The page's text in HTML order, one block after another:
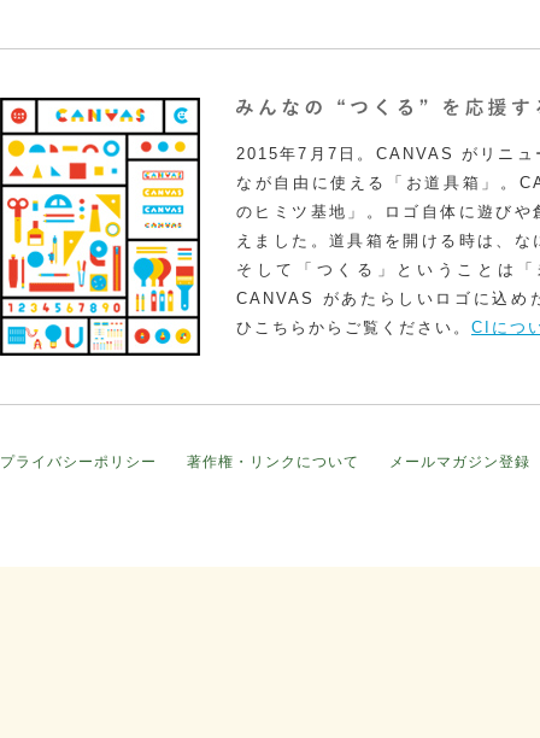
2015年7月7日。CANVAS がリニュ
なが自由に使える「お道具箱」。
のヒミツ基地」。ロゴ自体に遊び
えました。道具箱を開ける時は、
そして「つくる」ということは
CANVAS があたらしいロゴに込め
ひこちらからご覧ください。 CIにつ
プライバシーポリシー 著作権・リンクについて メールマガジン登録